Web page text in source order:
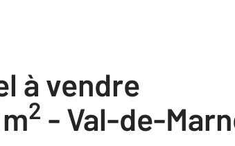
à vendre
2 - Val-de-